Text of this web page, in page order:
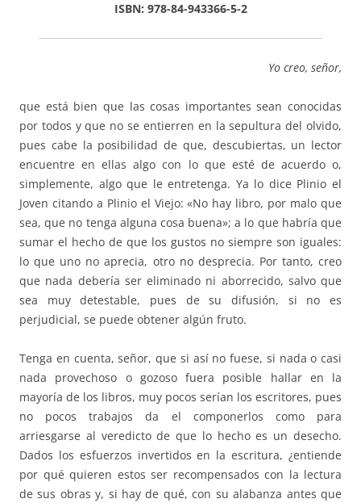
ISBN: 978-84-943366-5-2
Yo creo, señor,
que está bien que las cosas importantes sean conocidas
por todos y que no se entierren en la sepultura del olvido,
pues cabe la posibilidad de que, descubiertas, un lector
encuentre en ellas algo con lo que esté de acuerdo o,
simplemente, algo que le entretenga. Ya lo dice Plinio el
Joven citando a Plinio el Viejo: «No hay libro, por malo que
sea, que no tenga alguna cosa buena»; a lo que habría que
sumar el hecho de que los gustos no siempre son iguales:
lo que uno no aprecia, otro no desprecia. Por tanto, creo
que nada debería ser eliminado ni aborrecido, salvo que
sea muy detestable, pues de su difusión, si no es
perjudicial, se puede obtener algún fruto.
Tenga en cuenta, señor, que si así no fuese, si nada o casi
nada provechoso o gozoso fuera posible hallar en la
mayoría de los libros, muy pocos serían los escritores, pues
no pocos trabajos da el componerlos como para
arriesgarse al veredicto de que lo hecho es un desecho.
Dados los esfuerzos invertidos en la escritura, ¿entiende
por qué quieren estos ser recompensados con la lectura
de sus obras y, si hay de qué, con su alabanza antes que